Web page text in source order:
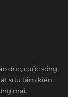
dục, cuộc sống,
sưu tầm kiến
mại.